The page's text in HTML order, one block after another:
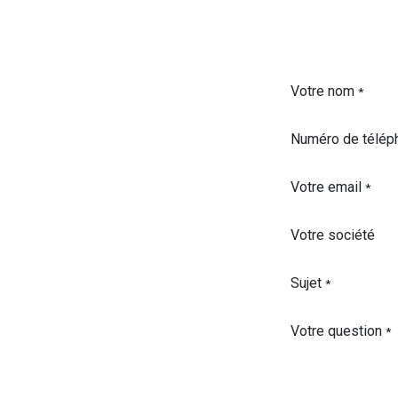
Votre nom *
Numéro de
Votre email *
Votre société
Sujet *
Votre question *